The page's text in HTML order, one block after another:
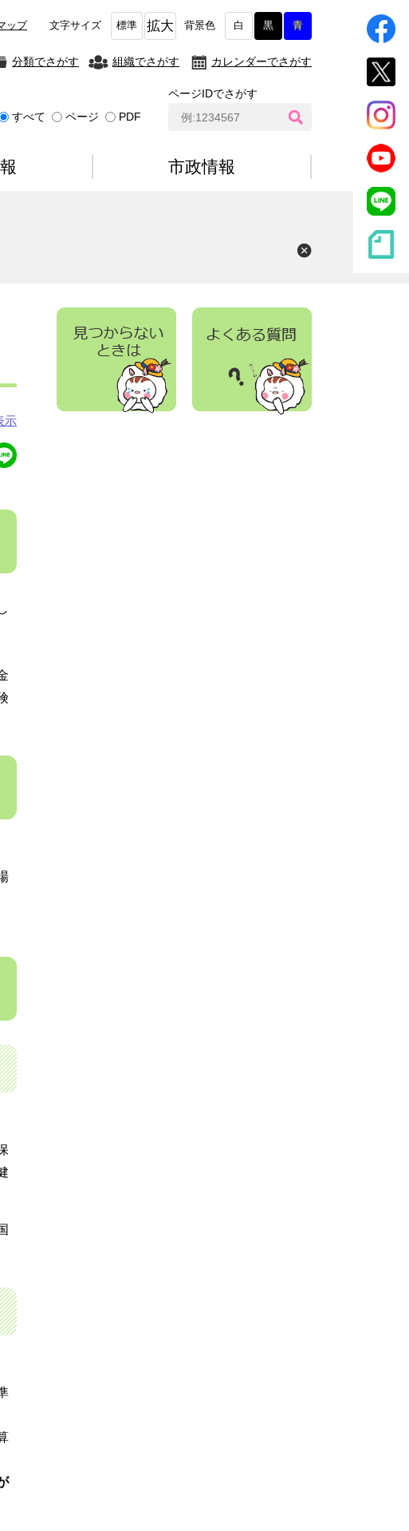
ップ 文字サイズ 標準 拡大 背景色 白 黒 青
分類でさがす 組織でさがす カレンダーでさがす
すべて ページ PDF
ページIDでさがす
I
D
市政情報
示